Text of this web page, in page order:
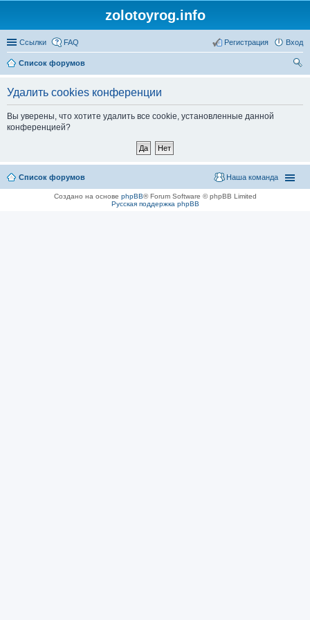
zolotoyrog.info
Ссылки FAQ Вход
Регистрация
Список форумов
Удалить cookies конференции
Вы уверены, что хотите удалить все cookie, установленные данной
конференцией?
Список форумов Наша команда
Создано на основе phpBB® Forum Software © phpBB Limited
Русская поддержка phpBB